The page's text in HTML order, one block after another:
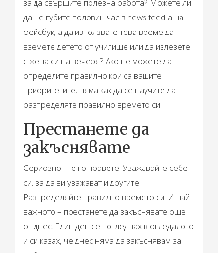
за да свършите полезна работа? Можете ли
да не губите половин час в news feed-а на
фейсбук, а да използвате това време да
вземете детето от училище или да излезете
с жена си на вечеря? Ако не можете да
определите правилно кои са вашите
приоритетите, няма как да се научите да
разпределяте правилно времето си.
Престанете да
закъснявате
Сериозно. Не го правете. Уважавайте себе
си, за да ви уважават и другите.
Разпределяйте правилно времето си. И най-
важното – престанете да закъснявате още
от днес. Един ден се погледнах в огледалото
и си казах, че днес няма да закъснявам за